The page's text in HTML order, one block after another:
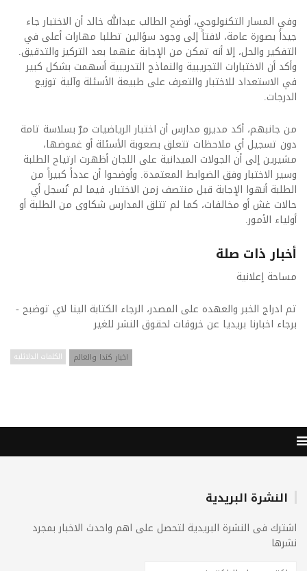
وفي المسار التكنولوجي، أوضح الطالب عبدالله خالد أن الاختبار جاء
جيداً بصورة عامة، لافتاً إلى وجود سؤالين تطلبا مهارات أعلى في
التفكير والحل، إلا أنه تمكن من الإجابة عنهما بعد التركيز والتدقيق.
وأكد أن الاختبارات التجريبية والنماذج التدريبية أسهمت بشكل كبير
في الاستعداد للاختبار والتعرف على طبيعة الأسئلة وآلية توزيع
الدرجات.
من جانبهم، أكد مديرو مدارس أن اختبار الرياضيات مرّ بسلاسة تامة
دون تسجيل أي ملاحظات تتعلق بصعوبة الأسئلة أو غموضها،
مشيرين إلى أن الجولات الميدانية على اللجان أظهرت ارتياح الطلبة
وسير الاختبار وفق الضوابط المعتمدة. وأوضحوا أن عدداً كبيراً من
الطلبة أنهوا الإجابة قبل منتصف زمن الاختبار، فيما لم تُسجل أي
حالات غش أو مخالفات، كما لم تتلق المدارس شكاوى من الطلبة أو
أولياء الأمور.
أخبار ذات صلة
مساحة إعلانية
تم ادراج الخبر والعهده على المصدر، الرجاء الكتابة الينا لاي توضبح -
برجاء اخبارنا بريديا عن خروقات لحقوق النشر للغير
الكلمات الدلائليه اخبار كندا والعالم
النشرة البريدية
اشترك فى النشرة البريدية لتحصل على اهم واحدث الاخبار بمجرد
نشرها